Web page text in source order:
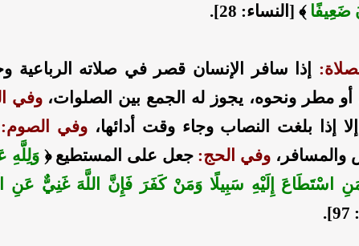
ضَعِيفًا﴾ [النساء: 28].
إذا سافر الإنسان قصر في صلاته الرباعية
أو مطر ونحوه، يجوز له الجمع بين الصلوات، وفي
إلا إذا بلغت النصاب وجاء وقت أدائها، وفي الصوم:
والمسافر، وفي الحج:جعل على المستطيع ﴿وَلِلَّهِ
اسْتَطَاعَ إِلَيْهِ سَبِيلًا وَمَنْ كَفَرَ فَإِنَّ اللَّهَ غَنِيٌّ عَنِ